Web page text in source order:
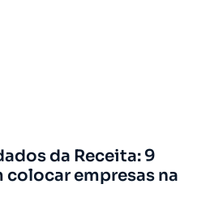
da Receita: 9
colocar empresas na